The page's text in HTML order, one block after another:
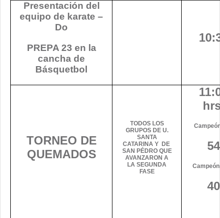
Presentación del
equipo de karate –
Do
PREPA 23 en la
cancha de
Básquetbol
TORNEO DE
QUEMADOS
TODOS LOS
GRUPOS DE U.
SANTA
CATARINA Y DE
SAN PÉDRO QUE
AVANZARON A
LA SEGUNDA
FASE
54
40